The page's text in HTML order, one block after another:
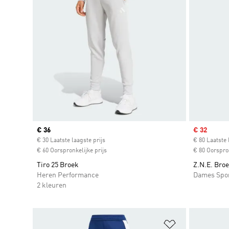
Current price
€ 36
€ 30 Laatste laagste prijs
€ 60 Oorspronkelijke prijs
Tiro 25 Broek
Heren Performance
2 kleuren
Sale price
€ 32
€ 80 Laatste
€ 80
Z.N.E.
Dames
Op